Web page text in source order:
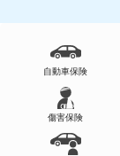
自動車保険
傷害保険